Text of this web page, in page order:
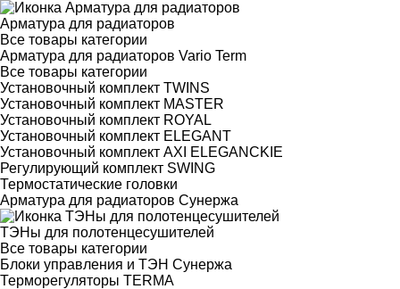
Арматура для радиаторов
Все товары категории
Арматура для радиаторов Vario Term
Все товары категории
Установочный комплект TWINS
Установочный комплект MASTER
Установочный комплект ROYAL
Установочный комплект ELEGANT
Установочный комплект AXI ELEGANCKIE
Регулирующий комплект SWING
Термостатические головки
Арматура для радиаторов Сунержа
ТЭНы для полотенцесушителей
Все товары категории
Блоки управления и ТЭН Сунержа
Терморегуляторы TERMA